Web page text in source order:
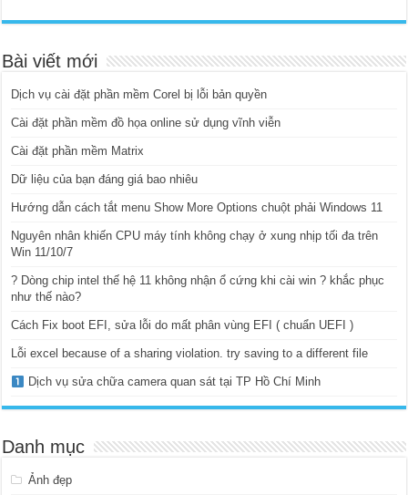
Bài viết mới
Dịch vụ cài đặt phần mềm Corel bị lỗi bản quyền
Cài đặt phần mềm đồ họa online sử dụng vĩnh viễn
Cài đặt phần mềm Matrix
Dữ liệu của bạn đáng giá bao nhiêu
Hướng dẫn cách tắt menu Show More Options chuột phải Windows 11
Nguyên nhân khiến CPU máy tính không chạy ở xung nhịp tối đa trên
Win 11/10/7
? Dòng chip intel thế hệ 11 không nhận ổ cứng khi cài win ? khắc phục
như thế nào?
Cách Fix boot EFI, sửa lỗi do mất phân vùng EFI ( chuẩn UEFI )
Lỗi excel because of a sharing violation. try saving to a different file
Dịch vụ sửa chữa camera quan sát tại TP Hồ Chí Minh
Danh mục
Ảnh đẹp